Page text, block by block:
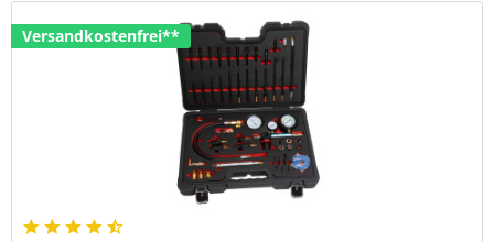
Versandkostenfrei**